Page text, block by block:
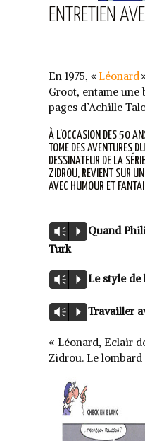
ENTRETIEN
En 1975, « Léonard
Groot, entame une
pages d’Achille
À L’OCCASION DES 50
TOME DES AVENTURES
DESSINATEUR DE LA
ZIDROU, REVIENT SUR
AVEC HUMOUR ET
Lecteur
audio
Vm P
Quand
Turk
Lecteur
audio
Vm P Le style de
Lecteur
audio
Vm P Travailler
« Léonard, Eclair
Zidrou. Le lombard